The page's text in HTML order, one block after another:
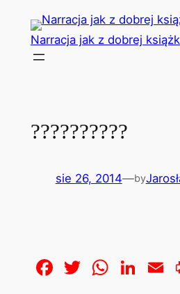
Przejdź
treści
Narracja jak z dobrej
??????????
sie 26, 2014—by
Facebook
Twitter